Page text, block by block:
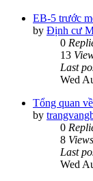
EB-5 trước
by Định cư
0
13
Last
Wed
Tổng quan
by
0
8 Views
Last
Wed